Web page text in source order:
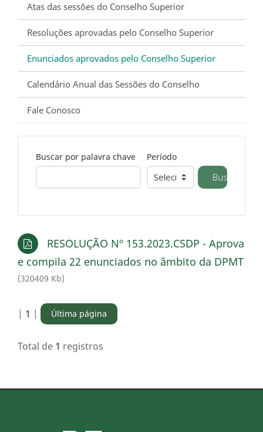
Atas das sessões do Conselho Superior
Resoluções aprovadas pelo Conselho Superior
Enunciados aprovados pelo Conselho Superior
Calendário Anual das Sessões do Conselho
Fale Conosco
Buscar por palavra chave Período
Buscar
RESOLUÇÃO Nº 153.2023.CSDP - Aprova
e compila 22 enunciados no âmbito da DPMT
(320409 Kb)
| 1 | Última página
Total de 1 registros